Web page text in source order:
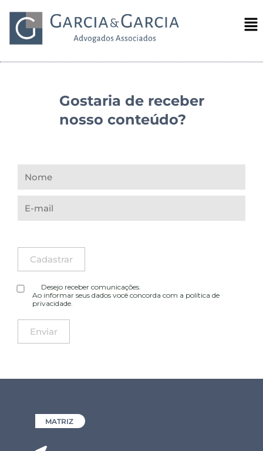
Gostaria de receber
nosso conteúdo?
Desejo receber comunicações.
Ao informar seus dados você concorda com a política de
privacidade.
MATRIZ